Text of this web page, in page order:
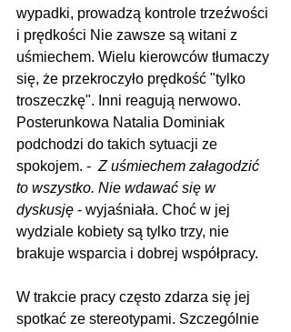
wypadki, prowadzą kontrole trzeźwości
i prędkości Nie zawsze są witani z
uśmiechem. Wielu kierowców tłumaczy
się, że przekroczyło prędkość "tylko
troszeczkę". Inni reagują nerwowo.
Posterunkowa Natalia Dominiak
podchodzi do takich sytuacji ze
spokojem. - Z uśmiechem załagodzić
to wszystko. Nie wdawać się w
dyskusję - wyjaśniała. Choć w jej
wydziale kobiety są tylko trzy, nie
brakuje wsparcia i dobrej współpracy.
W trakcie pracy często zdarza się jej
spotkać ze stereotypami. Szczególnie